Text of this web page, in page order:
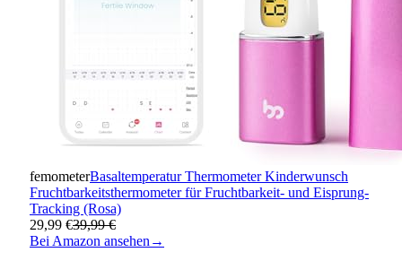
femometerBasaltemperatur Thermometer Kinderwunsch
Fruchtbarkeitsthermometer für Fruchtbarkeit- und Eisprung-
Tracking (Rosa)
29,99 €39,99 €
Bei Amazon ansehen →